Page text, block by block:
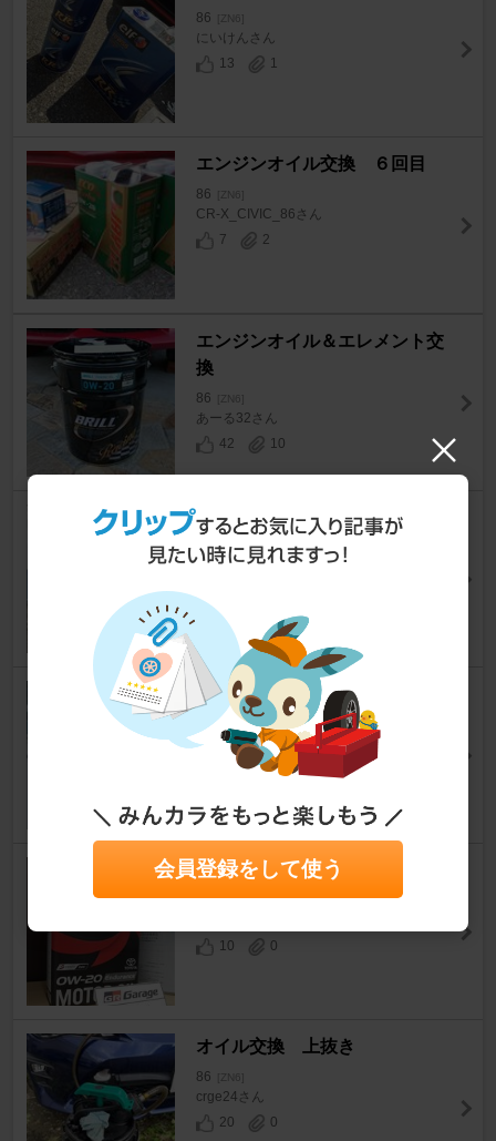
86 [ZN6]
にいけんさん
13
1
エンジンオイル交換 ６回目
86 [ZN6]
CR-X_CIVIC_86さん
7
2
エンジンオイル＆エレメント交
換
86 [ZN6]
あーる32さん
42
10
エンジンオイル&エレメント交
換
zn6@0326さん
18
2
【記録】オイル交換
86 [ZN6]
ふっつんさん
0
エンジンオイル交換
86 [ZN6]
10
0
オイル交換 上抜き
86 [ZN6]
crge24さん
20
0
会員登録をして使う